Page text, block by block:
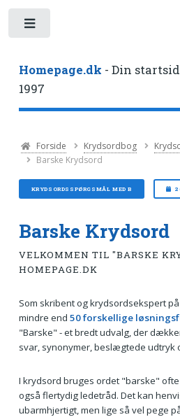
Homepage.dk - Din
1997
Forside Krydsordbog
Barske Krydsord
KRYDSORDSSPØRGSMÅL MED B
Barske Krydsord
VELKOMMEN TIL "BARSKE
HOMEPAGE.DK
Som skribent og krydsordsekspert
mindre end 50 forskellige
"Barske" - et bredt udvalg, der
svar, synonymer, beslægtede udtryk
I krydsord bruges ordet "barske"
også flertydig ledetråd. Det kan
ubarmhjertigt, men lige så vel pege